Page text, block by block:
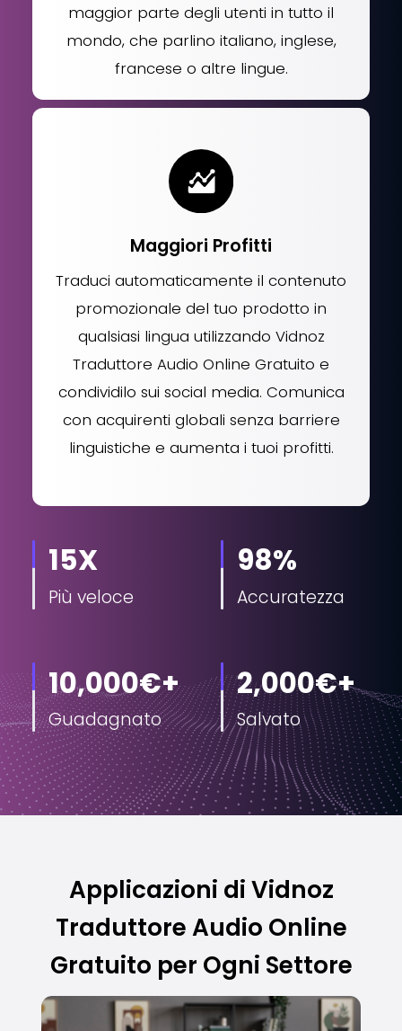
maggior parte degli utenti in tutto il
mondo, che parlino italiano, inglese,
francese o altre lingue.
Maggiori Profitti
Traduci automaticamente il contenuto
promozionale del tuo prodotto in
qualsiasi lingua utilizzando Vidnoz
Traduttore Audio Online Gratuito e
condividilo sui social media. Comunica
con acquirenti globali senza barriere
linguistiche e aumenta i tuoi profitti.
15X
Più veloce
98%
Accuratezza
10,000€+
Guadagnato
2,000€+
Salvato
Applicazioni di Vidnoz
Traduttore Audio Online
Gratuito per Ogni Settore